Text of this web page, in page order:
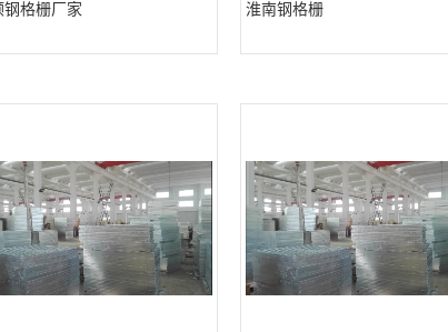
钢格栅厂家 淮南钢格栅